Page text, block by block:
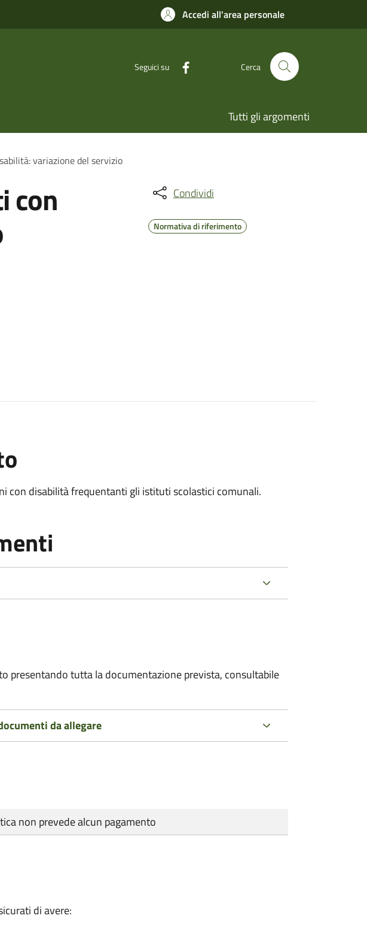
Accedi all'area personale
Seguici su Cerca
Tutti gli argomenti
variazione del servizio
con Condividi
Normativa di riferimento
con disabilità frequentanti gli istituti scolastici comunali.
presentando tutta la documentazione prevista, consultabile
da allegare
non prevede alcun pagamento
di avere: